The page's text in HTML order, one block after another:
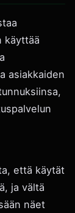
käyttää
asiakkaiden
että käytät
ja vältä
näet